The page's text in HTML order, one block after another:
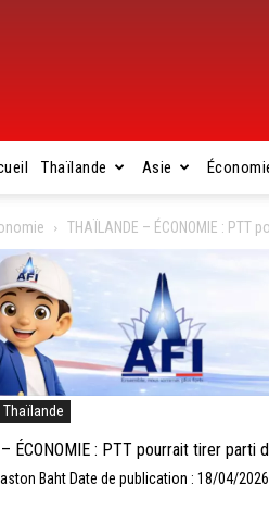
Thaïlande Asie
THAÏLANDE – ÉCONOMIE :
Thaïlande
ÉCONOMIE : PTT pourrait tirer parti
Baht Date de publication : 18/04/2026